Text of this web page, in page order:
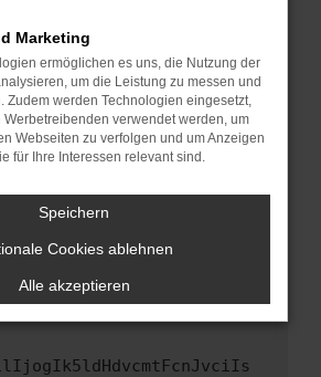
auf dem neuesten Stand
birgt nicht nur ein
sondern kann auch dazu
bestimmte Funktionen nicht mehr
an den Webseitenbetreiber.
oben genannten Schritte versucht
uns bitte. Wir werden
Problem zu beheben. Du kannst
schicken, um uns bei der
Marketing
ermöglichen es uns, die Nutzung der
um die Leistung zu messen und
Zudem werden Technologien eingesetzt,
Werbetreibenden verwendet werden, um
Webseiten zu verfolgen und um Anzeigen
für Ihre Interessen relevant sind.
Speichern
Cookies ablehnen
Alle akzeptieren